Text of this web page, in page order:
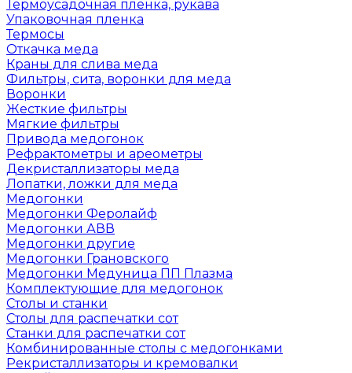
Термоусадочная пленка, рукава
Упаковочная пленка
Термосы
Откачка меда
Краны для слива меда
Фильтры, сита, воронки для меда
Воронки
Жесткие фильтры
Мягкие фильтры
Привода медогонок
Рефрактометры и ареометры
Декристаллизаторы меда
Лопатки, ложки для меда
Медогонки
Медогонки Феролайф
Медогонки АВВ
Медогонки другие
Медогонки Грановского
Медогонки Медуница ПП Плазма
Комплектующие для медогонок
Столы и станки
Столы для распечатки сот
Станки для распечатки сот
Комбинированные столы с медогонками
Рекристаллизаторы и кремовалки